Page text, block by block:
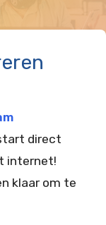
direct
internet!
klaar om te